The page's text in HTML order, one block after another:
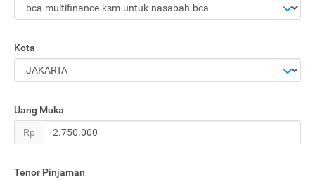
Kota
Uang Muka
Rp
Tenor Pinjaman